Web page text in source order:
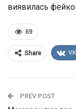
виявилась
69
Share VK
PREV POST